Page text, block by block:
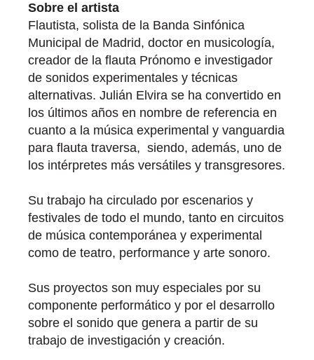
Sobre el artista
Flautista, solista de la Banda Sinfónica
Municipal de Madrid, doctor en musicología,
creador de la flauta Prónomo e investigador
de sonidos experimentales y técnicas
alternativas. Julián Elvira se ha convertido en
los últimos años en nombre de referencia en
cuanto a la música experimental y vanguardia
para flauta traversa, siendo, además, uno de
los intérpretes más versátiles y transgresores.
Su trabajo ha circulado por escenarios y
festivales de todo el mundo, tanto en circuitos
de música contemporánea y experimental
como de teatro, performance y arte sonoro.
Sus proyectos son muy especiales por su
componente performático y por el desarrollo
sobre el sonido que genera a partir de su
trabajo de investigación y creación.